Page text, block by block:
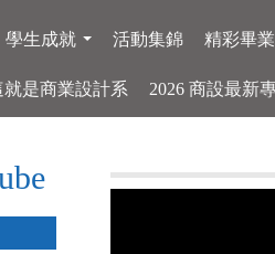
學生成就 活動集錦 精彩畢
就是商業設計系 2026 商設最新